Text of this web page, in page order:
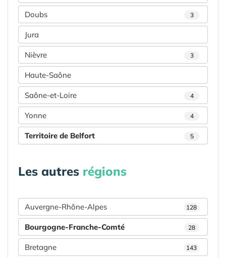
Doubs 3
Jura
Nièvre 3
Haute-Saône
Saône-et-Loire 4
Yonne 4
Territoire de Belfort 5
Les autres régions
Auvergne-Rhône-Alpes 128
Bourgogne-Franche-Comté 28
Bretagne 143